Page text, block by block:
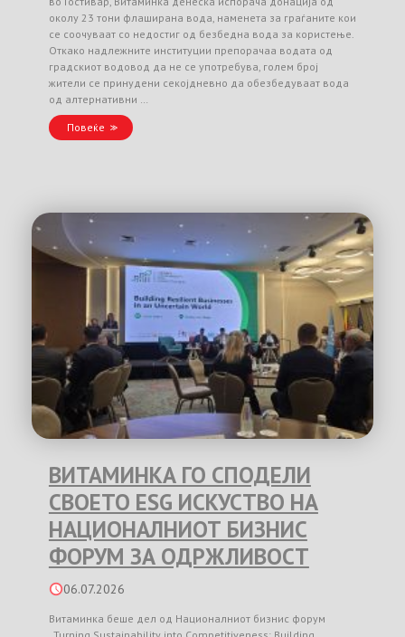
околу 23 тони флаширана вода, наменета за граѓаните кои
се соочуваат со недостиг од безбедна вода за користење.
Откако надлежните институции препорачаа водата од
градскиот водовод да не се употребува, голем број
жители се принудени секојдневно да обезбедуваат вода
од алтернативни …
Повеќе
ВИТАМИНКА ГО СПОДЕЛИ
СВОЕТО ESG ИСКУСТВО НА
НАЦИОНАЛНИОТ БИЗНИС
ФОРУМ ЗА ОДРЖЛИВОСТ
06.07.2026
Витаминка беше дел од Националниот бизнис форум